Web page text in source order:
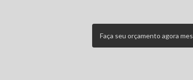
Faça seu orçamento agora